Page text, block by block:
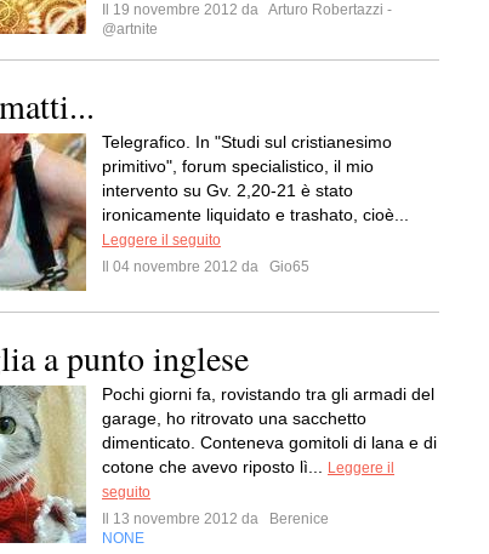
Il 19 novembre 2012 da Arturo Robertazzi -
@artnite
Telegrafico. In "Studi sul cristianesimo
primitivo", forum specialistico, il mio
intervento su Gv. 2,20-21 è stato
ironicamente liquidato e trashato, cioè...
Leggere il seguito
Il 04 novembre 2012 da
Gio65
a punto inglese
Pochi giorni fa, rovistando tra gli armadi del
garage, ho ritrovato una sacchetto
dimenticato. Conteneva gomitoli di lana e di
cotone che avevo riposto lì...
Leggere il
seguito
Il 13 novembre 2012 da
Berenice
NONE